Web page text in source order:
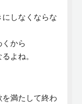
しなくならな
から
よね。
満たして終わ